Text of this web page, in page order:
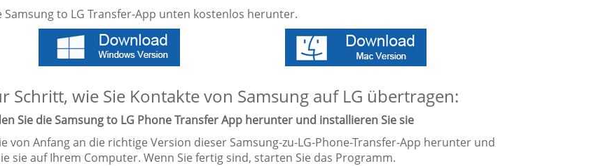
Samsung to LG Transfer-App unten kostenlos herunter.
Schritt, wie Sie Kontakte von Samsung auf LG übertragen:
Sie die Samsung to LG Phone Transfer App herunter und installieren Sie sie
von Anfang an die richtige Version dieser Samsung-zu-LG-Phone-Transfer-App herunter und
sie auf Ihrem Computer. Wenn Sie fertig sind, starten Sie das Programm.